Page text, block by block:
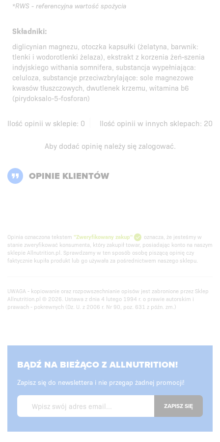
*RWS - referencyjna wartość spożycia
Składniki:
diglicynian magnezu, otoczka kapsułki (żelatyna, barwnik:
tlenki i wodorotlenki żelaza), ekstrakt z korzenia żeń-szenia
indyjskiego withania somnifera, substancja wypełniająca:
celuloza, substancje przeciwzbrylające: sole magnezowe
kwasów tłuszczowych, dwutlenek krzemu, witamina b6
(pirydoksalo-5-fosforan)
Ilość opinii w sklepie: 0 Ilość opinii w innych sklepach: 20
Aby dodać opinię należy się zalogować.
OPINIE KLIENTÓW
Opinia oznaczona tekstem "Zweryfikowany zakup"
oznacza, że jesteśmy w
stanie zweryfikować konsumenta, który zakupił towar, posiadając konto na naszym
sklepie Allnutrition.pl. Sprawdzamy w ten sposób osobę piszącą opinię czy
faktycznie kupiła produkt lub go używała za pośrednictwem naszego sklepu.
UWAGA - kopiowanie oraz rozpowszechnianie opisów jest zabronione przez Sklep
Allnutrition.pl © 2026. Ustawa z dnia 4 lutego 1994 r. o prawie autorskim i
prawach - pokrewnych (Dz. U. z 2006 r. Nr 90, poz. 631 z późn. zm.)
BĄDŹ NA BIEŻĄCO Z ALLNUTRITION!
Zapisz się do newslettera i nie przegap żadnej promocji!
ZAPISZ SIĘ